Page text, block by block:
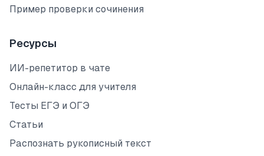
Пример проверки сочинения
Ресурсы
ИИ-репетитор в чате
Онлайн-класс для учителя
Тесты ЕГЭ и ОГЭ
Статьи
Распознать рукописный текст